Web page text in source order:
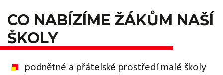
CO NABÍZÍME ŽÁKŮM NAŠÍ
ŠKOLY
podnětné a přátelské prostředí malé školy